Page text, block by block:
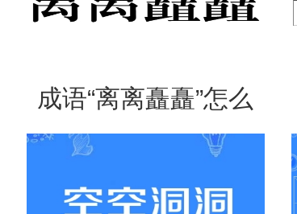
成语“离离矗矗”怎么